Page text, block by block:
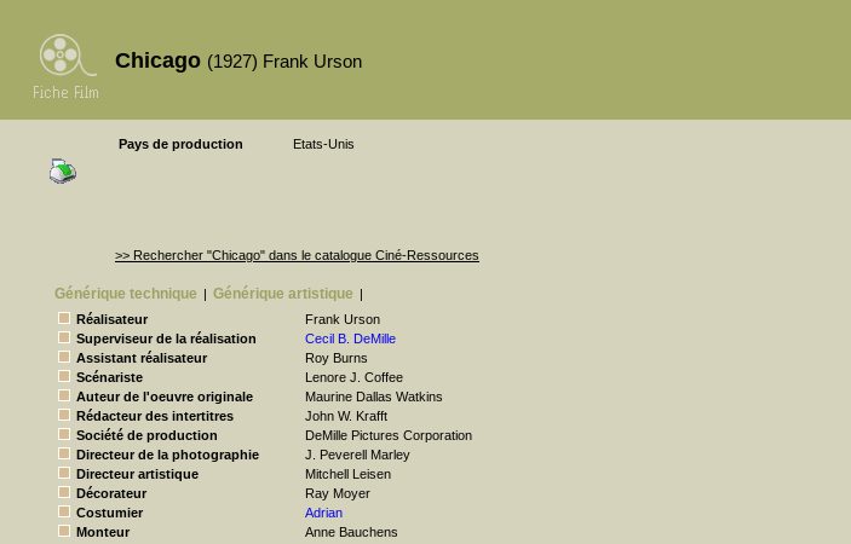
Chicago (1927) Frank Urson
Pays de production Etats-Unis
>> Rechercher "Chicago" dans le catalogue Ciné-Ressources
Générique technique | Générique artistique |
Réalisateur
Frank Urson
Superviseur de la réalisation
Cecil B. DeMille
Assistant réalisateur
Roy Burns
Scénariste
Lenore J. Coffee
Auteur de l'oeuvre originale
Maurine Dallas Watkins
Rédacteur des intertitres
John W. Krafft
Société de production
DeMille Pictures Corporation
Directeur de la photographie
J. Peverell Marley
Directeur artistique
Mitchell Leisen
Décorateur
Ray Moyer
Costumier
Adrian
Monteur
Anne Bauchens